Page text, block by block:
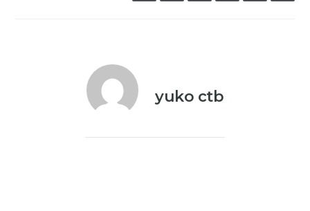
yuko ctb